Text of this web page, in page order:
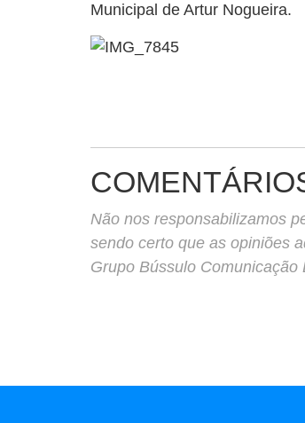
Municipal de Artur Nogueira.
Não nos responsabilizamos
sendo certo que as opiniões
Grupo Bússulo Comunicação